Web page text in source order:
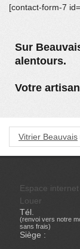
[contact-form-7
Sur
alentours.
Votre
Vitrier Beauvais
Espace internet
Louer
Tél.
(renvoi vers notre
sans frais)
Siège :